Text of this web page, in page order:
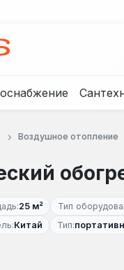
Воздушное отопление
25 м² Тип
Китай Тип: